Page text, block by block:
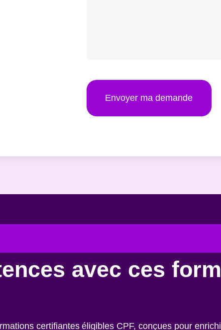
Envoyer ma demande
avec ces
certifiantes éligibles CPF, conçues pour